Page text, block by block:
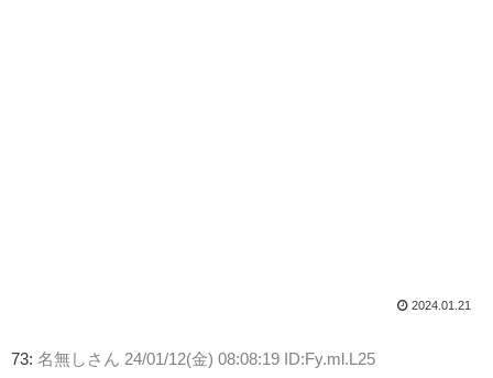
2024.01.21
73: 名無しさん 24/01/12(金) 08:08:19 ID:Fy.ml.L25